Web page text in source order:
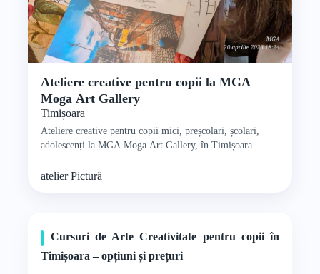
Ateliere creative pentru copii la MGA
Moga Art Gallery
Timișoara
Ateliere creative pentru copii mici, preșcolari, școlari,
adolescenți la MGA Moga Art Gallery, în Timișoara.
atelierPictură
Cursuri de Arte Creativitate pentru copii în
Timișoara – opțiuni și prețuri